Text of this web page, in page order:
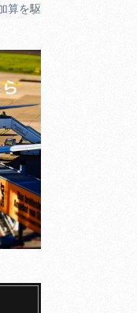
算を駆